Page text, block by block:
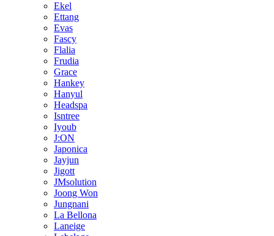
Ekel
Ettang
Evas
Fascy
Flalia
Frudia
Grace
Hankey
Hanyul
Headspa
Isntree
Iyoub
J:ON
Japonica
Jayjun
Jigott
JMsolution
Joong Won
Jungnani
La Bellona
Laneige